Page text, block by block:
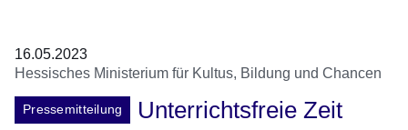
16.05.2023
Hessisches Ministerium für Kultus, Bildung und Chancen
Pressemitteilung
Unterrichtsfreie Zeit